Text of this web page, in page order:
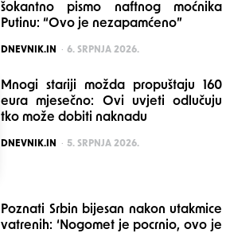
šokantno pismo naftnog moćnika
Putinu: “Ovo je nezapamćeno”
POSTED
DNEVNIK.IN 6. SRPNJA 2026.
Mnogi stariji možda propuštaju 160
eura mjesečno: Ovi uvjeti odlučuju
tko može dobiti naknadu
POSTED
DNEVNIK.IN 5. SRPNJA 2026.
Poznati Srbin bijesan nakon utakmice
vatrenih: ‘Nogomet je pocrnio, ovo je